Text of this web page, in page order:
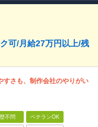
可/月給27万円以上/残
すさも、制作会社のやりがい
不問 ベテランOK